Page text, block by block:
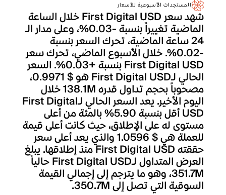
المستجدات الأسبوعية للأسعار
شهد سعر First Digital USD خلال الساعة
الماضية تغييراً بنسبة -0.03%، وعلى مدار الـ
24 ساعة الماضية، تحرك السعر بنسبة
-0.02%. خلال الأسبوع الماضي، تحرك سعر
First Digital USD بنسبة +0.03%. السعر
الحالي لـFirst Digital USD هو $ 0.9971،
مصحوباً بحجم تداول قدره 138.1M خلال
اليوم الأخير. يعد السعر الحالي لـFirst Digital
USD أقل بنسبة 5.90% بالمئة من أعلى
مستوى له على الإطلاق، حيث كانت أعلى قيمة
للعملة هي $ 1.0596 والذي يعد أعلى سعر
حققته First Digital USD منذ إطلاقها. يبلغ
العرض المتداول لـFirst Digital USD حالياً
351.7M، وهو ما يترجم إلى إجمالي القيمة
السوقية التي تصل إلى 350.7M.